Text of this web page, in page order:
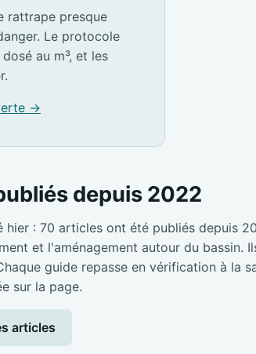
rattrape presque
Le protocole
au m³, et les
→
depuis 2022
hier : 70 articles ont été publiés depuis
et l'aménagement autour du bassin.
guide repasse en vérification à la
sur la page.
articles